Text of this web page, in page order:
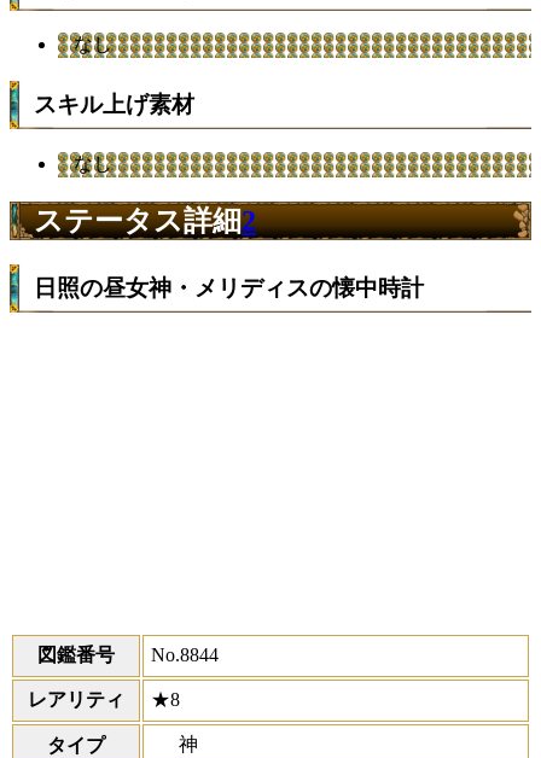
なし
スキル上げ素材
なし
ステータス詳細2
日照の昼女神・メリディスの懐中時計
図鑑番号 No.8844
レアリティ ★8
タイプ 神